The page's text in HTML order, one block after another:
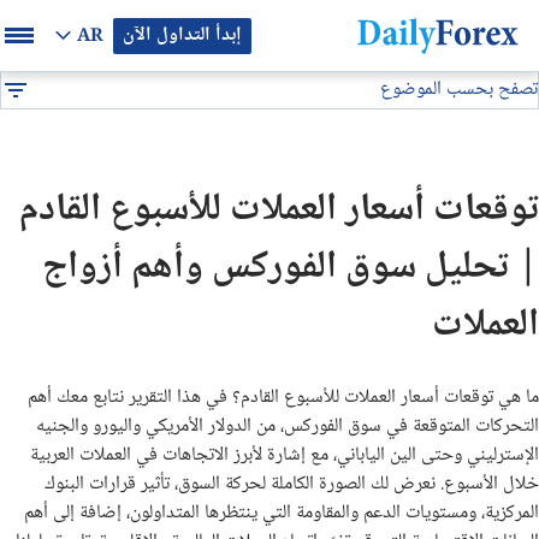
إبدأ التداول الآن AR
بيان إعلاني
تصفح بحسب الموضوع
التوقعات والتحليلات الشهرية
توصيات يومية لتداول البيتكوين (BTC/USD)
تحليل الذهب اليوم
تحليل النفط اليوم
توقعات أسعار العملات للأسبوع القادم
| تحليل سوق الفوركس وأهم أزواج
العملات
ما هي توقعات أسعار العملات للأسبوع القادم؟ في هذا التقرير نتابع معك أهم
التحركات المتوقعة في سوق الفوركس، من الدولار الأمريكي واليورو والجنيه
الإسترليني وحتى الين الياباني، مع إشارة لأبرز الاتجاهات في العملات العربية
خلال الأسبوع. نعرض لك الصورة الكاملة لحركة السوق، تأثير قرارات البنوك
المركزية، ومستويات الدعم والمقاومة التي ينتظرها المتداولون، إضافة إلى أهم